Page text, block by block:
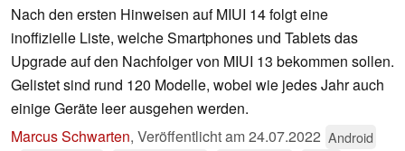
Nach den ersten Hinweisen auf MIUI 14 folgt eine
inoffizielle Liste, welche Smartphones und Tablets das
Upgrade auf den Nachfolger von MIUI 13 bekommen sollen.
Gelistet sind rund 120 Modelle, wobei wie jedes Jahr auch
einige Geräte leer ausgehen werden.
Marcus Schwarten, Veröffentlicht am24.07.2022 Android